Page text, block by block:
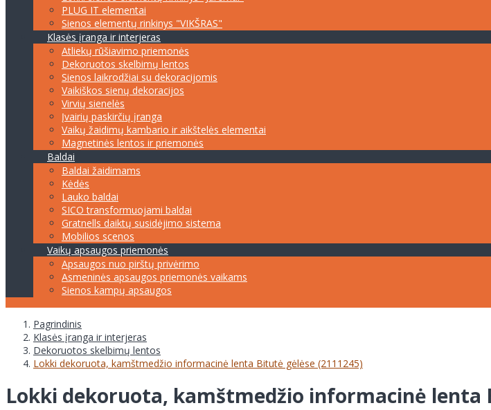
PLUG IT elementai
Sienos elementų rinkinys "VIKŠRAS"
Klasės įranga ir interjeras
Atliekų rūšiavimo priemonės
Dekoruotos skelbimų lentos
Sienos laikrodžiai su dekoracijomis
Vaikiškos sienų dekoracijos
Virvių sienelės
Įvairių paskirčių įranga
Vaikų žaidimų kambario ir aikštelės elementai
Magnetinės lentos ir priemonės
Baldai
Baldai žaidimams
Kėdės
Lauko baldai
SICO transformuojami baldai
Gratnells daiktų susidėjimo sistema
Mobilios scenos
Vaikų apsaugos priemonės
Apsaugos nuo pirštų privėrimo
Asmeninės apsaugos priemonės vaikams
Sienos kampų apsaugos
Pagrindinis
Klasės įranga ir interjeras
Dekoruotos skelbimų lentos
Lokki dekoruota, kamštmedžio informacinė lenta Bitutė gėlėse (2111245)
Lokki dekoruota, kamštmedžio informacinė lenta